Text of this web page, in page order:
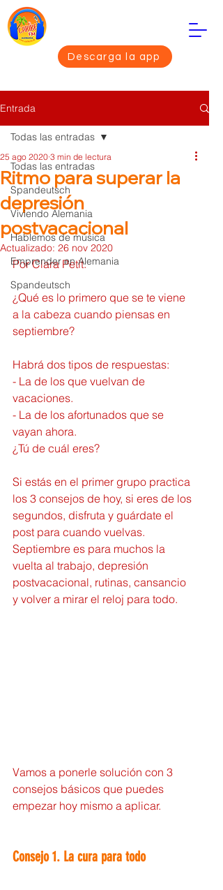
Descarga la app
Entrada
Todas las entradas
Spandeutsch
Viviendo Alemania
Hablemos de música
Emprender en Alemania
Spandeutsch
Todas las entradas
Ritmo para superar la
depresión
postvacacional
25 ago 2020 3 min de lectura
Actualizado: 26 nov 2020
Por Clara Petit.
¿Qué es lo primero que se te viene
a la cabeza cuando piensas en
septiembre?
Habrá dos tipos de respuestas:
- La de los que vuelvan de
vacaciones.
- La de los afortunados que se
vayan ahora.
¿Tú de cuál eres?
Si estás en el primer grupo practica
los 3 consejos de hoy, si eres de los
segundos, disfruta y guárdate el
post para cuando vuelvas.
Septiembre es para muchos la
vuelta al trabajo, depresión
postvacacional, rutinas, cansancio
y volver a mirar el reloj para todo.
Vamos a ponerle solución con 3
consejos básicos que puedes
empezar hoy mismo a aplicar.
Consejo 1. La cura para todo